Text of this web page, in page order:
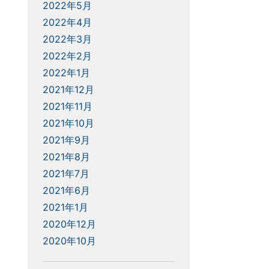
2022年5月
2022年4月
2022年3月
2022年2月
2022年1月
2021年12月
2021年11月
2021年10月
2021年9月
2021年8月
2021年7月
2021年6月
2021年1月
2020年12月
2020年10月